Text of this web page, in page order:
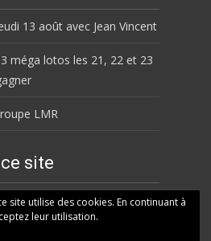
13 août avec Jean Vincent
méga lotos les 21, 22 et 23
LMR
site
site utilise des cookies. En continuant à
leur utilisation.